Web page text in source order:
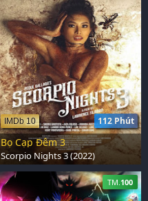
112 Phút
IMDb 10
Bọ Cạp Đêm 3
Scorpio Nights 3 (2022)
TM.100